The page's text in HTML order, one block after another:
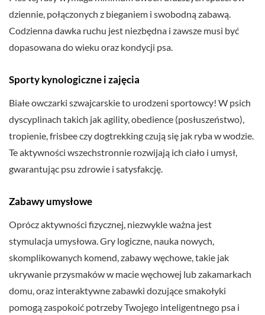
dziennie, połączonych z bieganiem i swobodną zabawą.
Codzienna dawka ruchu jest niezbędna i zawsze musi być
dopasowana do wieku oraz kondycji psa.
Sporty kynologiczne i zajęcia
Białe owczarki szwajcarskie to urodzeni sportowcy! W psich
dyscyplinach takich jak agility, obedience (posłuszeństwo),
tropienie, frisbee czy dogtrekking czują się jak ryba w wodzie.
Te aktywności wszechstronnie rozwijają ich ciało i umysł,
gwarantując psu zdrowie i satysfakcję.
Zabawy umysłowe
Oprócz aktywności fizycznej, niezwykle ważna jest
stymulacja umysłowa. Gry logiczne, nauka nowych,
skomplikowanych komend, zabawy węchowe, takie jak
ukrywanie przysmaków w macie węchowej lub zakamarkach
domu, oraz interaktywne zabawki dozujące smakołyki
pomogą zaspokoić potrzeby Twojego inteligentnego psa i